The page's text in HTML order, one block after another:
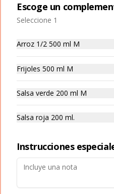
Conócenos
Zona de Delivery
Términos y condiciones
Política de privacidad
Redes sociales
Instagram
Mi cuenta
Iniciar sesión
Escoge un
Seleccione 1
Arroz 1/2 500 ml M
Frijoles 500 ml M
Salsa verde 200 ml M
Salsa roja 200 ml.
Instrucciones